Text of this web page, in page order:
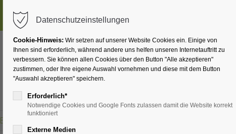
info@badwesternkotten.de
Ihr Heilbad Übernachten Für Ihre
Eventsreader (Timeline)
Datenschutzeinstellungen
Cookie-Hinweis: Wir setzen auf unserer Website Cookies ein. Einige von
Ihnen sind erforderlich, während andere uns helfen unseren Internetauftritt zu
verbessern. Sie können allen Cookies über den Button "Alle akzeptieren"
zustimmen, oder Ihre eigene Auswahl vornehmen und diese mit dem Button
"Auswahl akzeptieren" speichern.
Erforderlich*
Notwendige Cookies und Google Fonts zulassen damit die Website korrekt
funktioniert
Externe Medien